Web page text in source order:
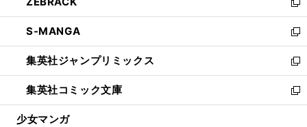
開
く
ド
ウ
で
開
く
ィ
ン
ド
ウ
で
開
く
い
ウ
ィ
ン
ド
ウ
で
開
新
し
い
ウ
ィ
ン
ド
ウ
S-MANGA
新
し
い
ウ
ィ
ン
集英社ジャンプリミックス
新
し
い
ウ
集英社コミック文庫
新
し
少女マンガ